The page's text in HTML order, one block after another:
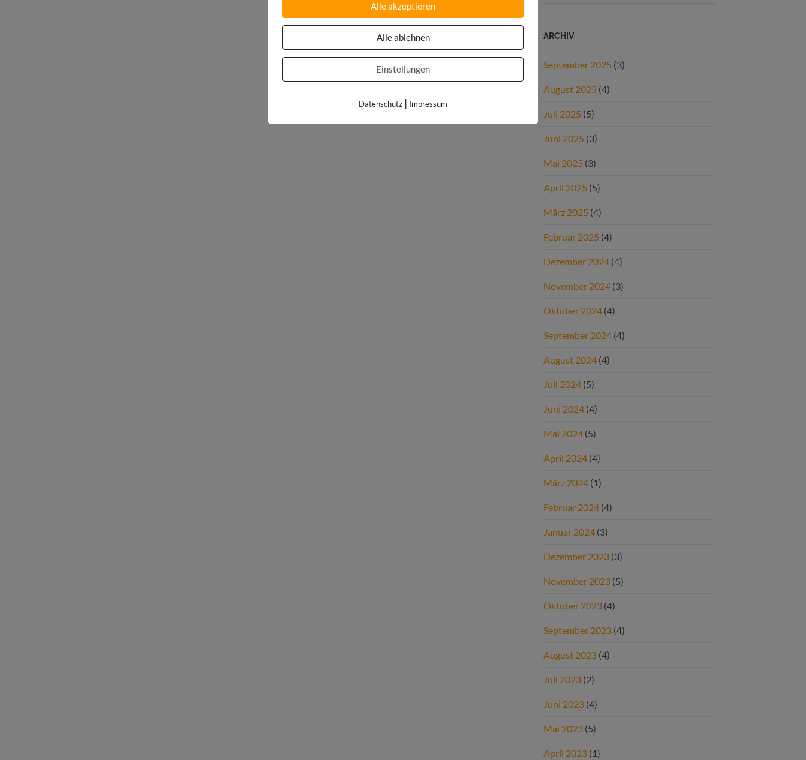
ARCHIV
September 2025 (3)
August 2025 (4)
Juli 2025 (5)
Juni 2025 (3)
Mai 2025 (3)
April 2025 (5)
März 2025 (4)
Februar 2025 (4)
Dezember 2024 (4)
November 2024 (3)
Oktober 2024 (4)
September 2024 (4)
August 2024 (4)
Juli 2024 (5)
Juni 2024 (4)
Mai 2024 (5)
April 2024 (4)
März 2024 (1)
Februar 2024 (4)
Januar 2024 (3)
Dezember 2023 (3)
November 2023 (5)
Oktober 2023 (4)
September 2023 (4)
August 2023 (4)
Juli 2023 (2)
Juni 2023 (4)
Mai 2023 (5)
April 2023 (1)
Alle akzeptieren
Alle ablehnen
Einstellungen
Datenschutz | Impressum